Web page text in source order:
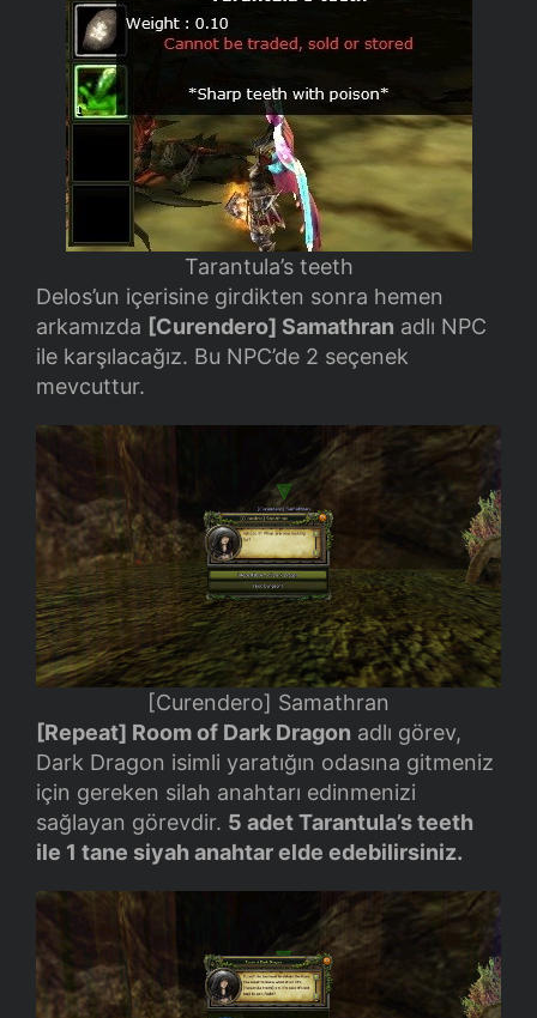
Tarantula’s teeth
Delos’un içerisine girdikten sonra hemen
arkamızda [Curendero] Samathran adlı NPC
ile karşılacağız. Bu NPC’de 2 seçenek
mevcuttur.
[Curendero] Samathran
[Repeat] Room of Dark Dragon adlı görev,
Dark Dragon isimli yaratığın odasına gitmeniz
için gereken silah anahtarı edinmenizi
sağlayan görevdir. 5 adet Tarantula’s teeth
ile 1 tane siyah anahtar elde edebilirsiniz.